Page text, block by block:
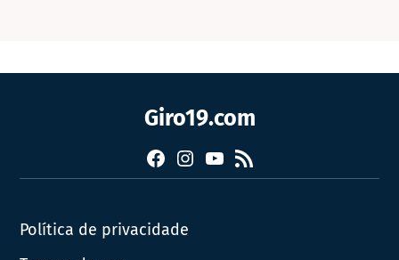
Giro19.com
FacebookInstagram
YouTube
RSS
Política de privacidade